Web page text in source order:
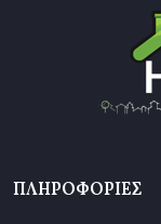
ΠΛΗΡΟΦΟΡΊΕΣ